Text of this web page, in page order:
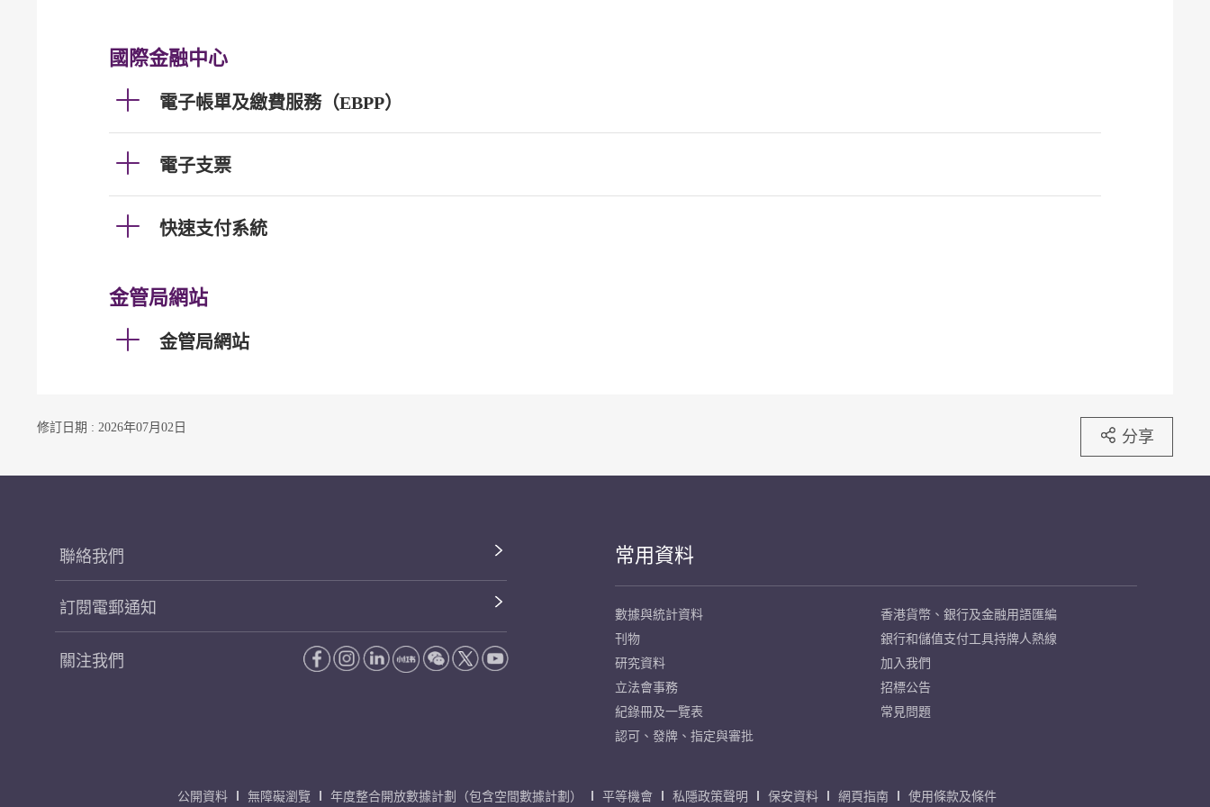
國際金融中心
電子帳單及繳費服務（EBPP）
電子支票
快速支付系統
金管局網站
金管局網站
修訂日期 : 2026年07月02日 分享
聯絡我們
訂閱電郵通知
關注我們
常用資料
數據與統計資料
刊物
研究資料
立法會事務
紀錄冊及一覽表
認可、發牌、指定與審批
香港貨幣、銀行及金融用語匯編
銀行和儲值支付工具持牌人熱線
加入我們
招標公告
常見問題
公開資料 無障礙瀏覽 年度整合開放數據計劃（包含空間數據計劃） 平等機會 私隱政策聲明 保安資料 網頁指南 使用條款及條件